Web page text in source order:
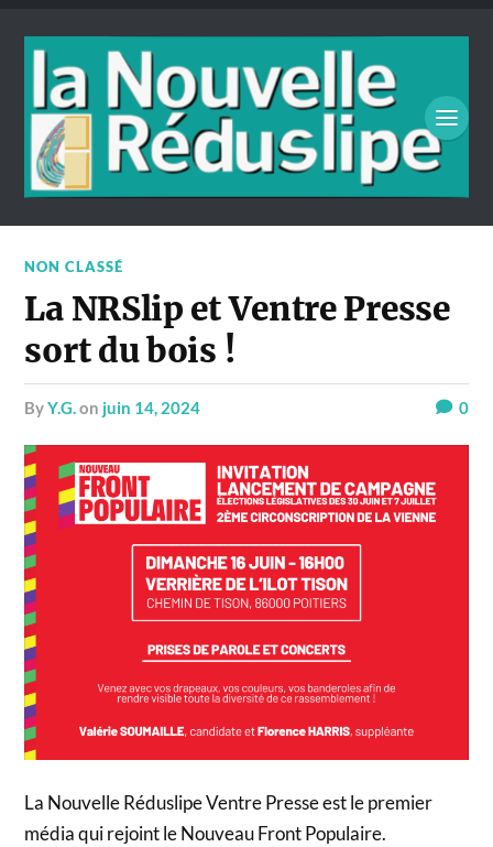
NON CLASSÉ
La NRSlip et Ventre Presse
sort du bois !
byY.G.on juin 14, 2024 0
La Nouvelle Réduslipe Ventre Presse est le premier
média qui rejoint le Nouveau Front Populaire.